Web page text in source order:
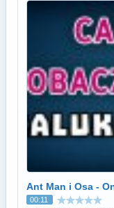
Ant Man i Osa -
00:11